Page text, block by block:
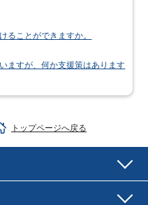
ることができますか。
ますが、何か支援策はあります
トップページへ戻る